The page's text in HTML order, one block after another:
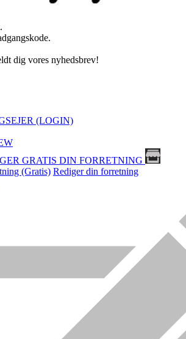
dig vores nyhedsbrev!
(LOGIN)
GRATIS DIN FORRETNING
(Gratis) Rediger din forretning